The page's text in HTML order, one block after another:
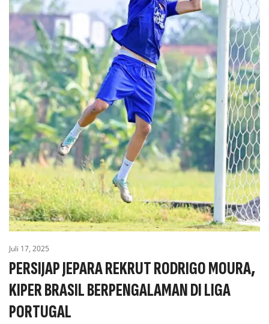
Juli 17, 2025
PERSIJAP JEPARA REKRUT RODRIGO MOURA,
KIPER BRASIL BERPENGALAMAN DI LIGA
PORTUGAL